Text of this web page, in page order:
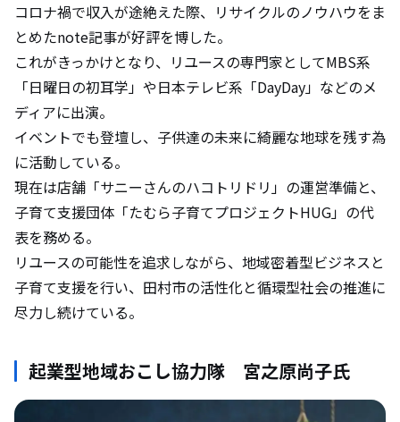
コロナ禍で収入が途絶えた際、リサイクルのノウハウをま
とめたnote記事が好評を博した。
これがきっかけとなり、リユースの専門家としてMBS系
「日曜日の初耳学」や日本テレビ系「DayDay」などのメ
ディアに出演。
イベントでも登壇し、子供達の未来に綺麗な地球を残す為
に活動している。
現在は店舗「サニーさんのハコトリドリ」の運営準備と、
子育て支援団体「たむら子育てプロジェクトHUG」の代
表を務める。
リユースの可能性を追求しながら、地域密着型ビジネスと
子育て支援を行い、田村市の活性化と循環型社会の推進に
尽力し続けている。
起業型地域おこし協力隊 宮之原尚子氏